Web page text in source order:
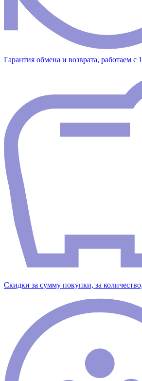
Гарантия обмена и возврата, работаем с
Скидки за сумму покупки, за